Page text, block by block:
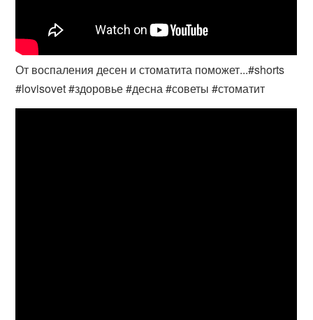
От воспаления десен и стоматита поможет...#shorts
#lovisovet #здоровье #десна #советы #стоматит